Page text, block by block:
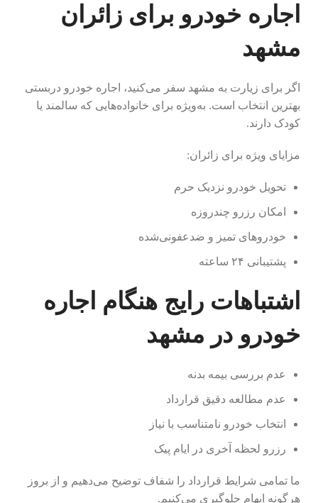
اجاره خودرو برای زائران
مشهد
اگر برای زیارت به مشهد سفر می‌کنید، اجاره خودرو دربستی
بهترین انتخاب است. به‌ویژه برای خانواده‌هایی که سالمند یا
کودک دارند.
مزایای ویژه برای زائران:
تحویل خودرو نزدیک حرم
امکان رزرو چندروزه
خودروهای تمیز و ضدعفونی‌شده
پشتیبانی ۲۴ ساعته
اشتباهات رایج هنگام اجاره
خودرو در مشهد
عدم بررسی بیمه بدنه
عدم مطالعه دقیق قرارداد
انتخاب خودرو نامتناسب با نیاز
رزرو لحظه آخری در ایام پیک
ما تمامی شرایط قرارداد را شفاف توضیح می‌دهیم و از بروز
هرگونه ابهام جلوگیری می‌کنیم.